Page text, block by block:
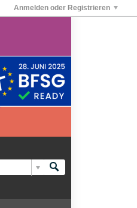
Anmelden oder Registrieren